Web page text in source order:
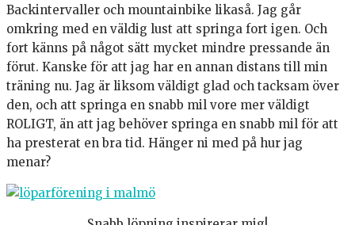
Backintervaller och mountainbike likaså. Jag går
omkring med en väldig lust att springa fort igen. Och
fort känns på något sätt mycket mindre pressande än
förut. Kanske för att jag har en annan distans till min
träning nu. Jag är liksom väldigt glad och tacksam över
den, och att springa en snabb mil vore mer väldigt
ROLIGT, än att jag behöver springa en snabb mil för att
ha presterat en bra tid. Hänger ni med på hur jag
menar?